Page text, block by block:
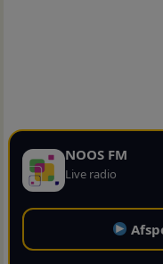
NOOS FM
Live radio